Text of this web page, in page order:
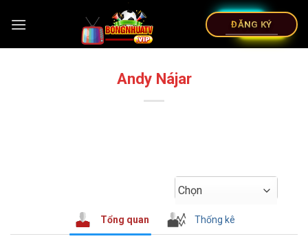
ĐĂNG KÝ
Andy Nájar
Chọn
Tổng quan Thống kê